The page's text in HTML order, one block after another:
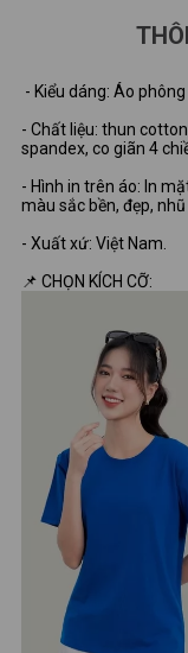
- Kiểu dáng: Áo
- Chất liệu: thun
spandex, co giãn 4
- Hình in trên áo: In
màu sắc bền, đẹp, nhũ
- Xuất xứ: Việt Nam.
📌 CHỌN KÍCH CỠ: